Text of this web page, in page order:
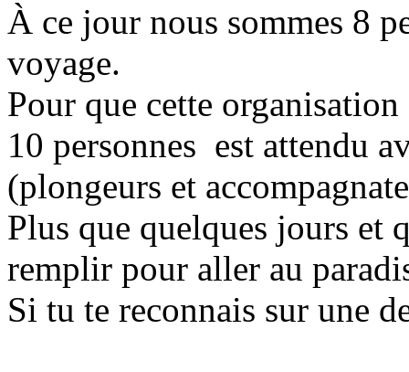
À ce jour nous sommes 8
voyage.
Pour que cette
10 personnes est attendu
(plongeurs et
Plus que quelques jours et
remplir pour aller au
Si tu te reconnais sur une